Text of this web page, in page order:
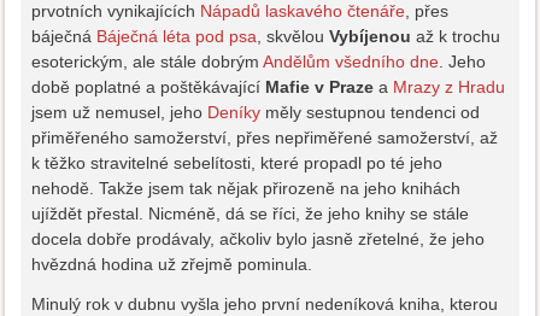
prvotních vynikajících Nápadů laskavého čtenáře, přes
báječná Báječná léta pod psa, skvělouVybíjenou až k trochu
esoterickým, ale stále dobrýmAndělům všedního dne. Jeho
době poplatné a poštěkávající Mafie v Praze a Mrazy z Hradu
jsem už nemusel, jeho Deníky měly sestupnou tendenci od
přiměřeného samožerství, přes nepřiměřené samožerství, až
k těžko stravitelné sebelítosti, které propadl po té jeho
nehodě. Takže jsem tak nějak přirozeně na jeho knihách
ujíždět přestal. Nicméně, dá se říci, že jeho knihy se stále
docela dobře prodávaly, ačkoliv bylo jasně zřetelné, že jeho
hvězdná hodina už zřejmě pominula.
Minulý rok v dubnu vyšla jeho první nedeníková kniha, kterou